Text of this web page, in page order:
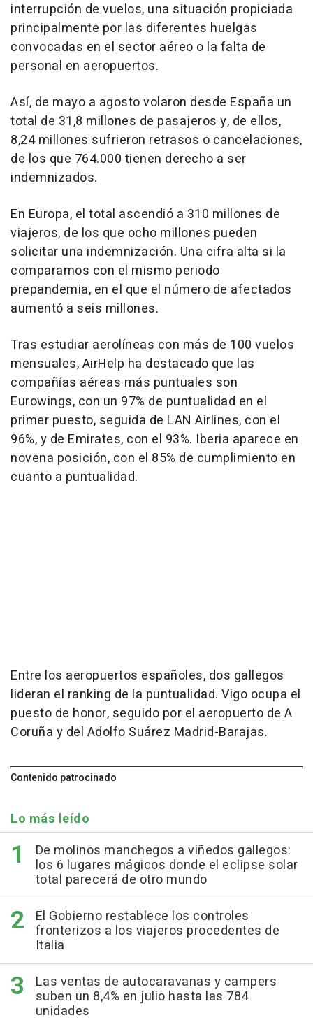
interrupción de vuelos, una situación propiciada
principalmente por las diferentes huelgas
convocadas en el sector aéreo o la falta de
personal en aeropuertos.
Así, de mayo a agosto volaron desde España un
total de 31,8 millones de pasajeros y, de ellos,
8,24 millones sufrieron retrasos o cancelaciones,
de los que 764.000 tienen derecho a ser
indemnizados.
En Europa, el total ascendió a 310 millones de
viajeros, de los que ocho millones pueden
solicitar una indemnización. Una cifra alta si la
comparamos con el mismo periodo
prepandemia, en el que el número de afectados
aumentó a seis millones.
Tras estudiar aerolíneas con más de 100 vuelos
mensuales, AirHelp ha destacado que las
compañías aéreas más puntuales son
Eurowings, con un 97% de puntualidad en el
primer puesto, seguida de LAN Airlines, con el
96%, y de Emirates, con el 93%. Iberia aparece en
novena posición, con el 85% de cumplimiento en
cuanto a puntualidad.
Entre los aeropuertos españoles, dos gallegos
lideran el ranking de la puntualidad. Vigo ocupa el
puesto de honor, seguido por el aeropuerto de A
Coruña y del Adolfo Suárez Madrid-Barajas.
Contenido patrocinado
Lo más leído
De molinos manchegos a viñedos gallegos:
los 6 lugares mágicos donde el eclipse solar
total parecerá de otro mundo
El Gobierno restablece los controles
fronterizos a los viajeros procedentes de
Italia
Las ventas de autocaravanas y campers
suben un 8,4% en julio hasta las 784
unidades